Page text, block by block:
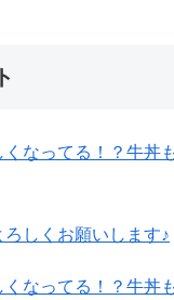
なってる！？牛丼
しくお願いします♪
なってる！？牛丼